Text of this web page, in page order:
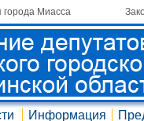
Миасса
Информация